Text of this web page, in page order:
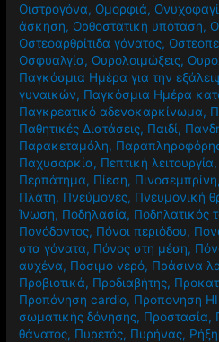
Οιστρογόνα, Ομορφιά,
άσκηση, Ορθοστατική υπόταση,
Οστεοαρθρίτιδα γόνατος,
Οσφυαλγία, Ουρολοιμώξεις,
Παγκόσμια Ημέρα για την
γυναικών, Παγκόσμια Ημέρα
Παγκρεατικό αδενοκαρκίνωμα,
Παθητικές Διατάσεις, Παιδί,
Παρακεταμόλη,
Παχυσαρκία, Πεπτική λειτουργία,
Περπάτημα, Πίεση, Πινοσεμπρίνη,
Πλάτη, Πνεύμονες, Πνευμονική
Ίνωση, Ποδηλασία, Ποδηλατικός
Πονόδοντος, Πόνοι περιόδου,
στα γόνατα, Πόνος στη μέση,
αυχένα, Πόσιμο νερό, Πράσινα
Προβιοτικά, Προδιαβήτης,
Προπόνηση cardio, Προπονηση
σωματικής δόνησης, Προστασία,
θάνατος, Πυρετός, Πυρήνας,